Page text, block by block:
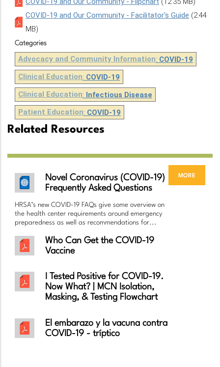
COVID-19 and Our Community - Facilitator's Guide (2.44
MB)
Categories
Advocacy and Community Information: COVID-19
Clinical Education: COVID-19
Clinical Education: Infectious Disease
Patient Education: COVID-19
Related Resources
more
Novel Coronavirus (COVID-19)
Frequently Asked Questions
HRSA’s new COVID-19 FAQs give some overview on
the health center requirements around emergency
preparedness as well as recommendations for...
Who Can Get the COVID-19
Vaccine
I Tested Positive for COVID-19.
Now What? | MCN Isolation,
Masking, & Testing Flowchart
El embarazo y la vacuna contra
COVID-19 - tríptico